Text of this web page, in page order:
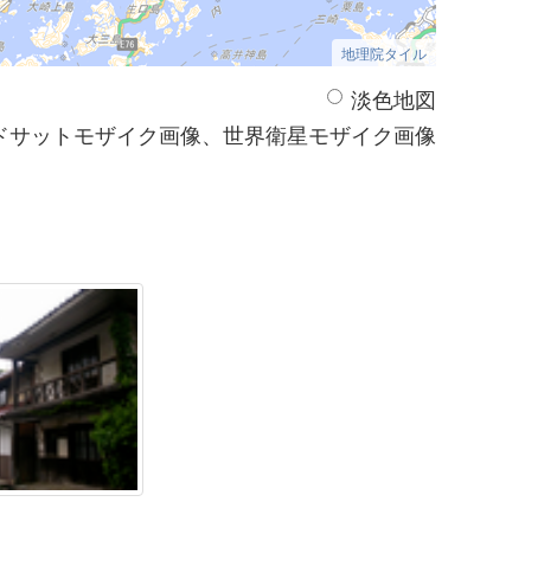
地理院タイル
淡色地図
ットモザイク画像、世界衛星モザイク画像